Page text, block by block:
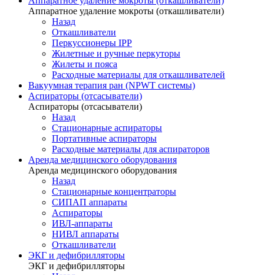
Аппаратное удаление мокроты (откашливатели)
Назад
Откашливатели
Перкуссионеры IPP
Жилетные и ручные перкуторы
Жилеты и пояса
Расходные материалы для откашливателей
Вакуумная терапия ран (NPWT системы)
Аспираторы (отсасыватели)
Аспираторы (отсасыватели)
Назад
Стационарные аспираторы
Портативные аспираторы
Расходные материалы для аспираторов
Аренда медицинского оборудования
Аренда медицинского оборудования
Назад
Стационарные концентраторы
СИПАП аппараты
Аспираторы
ИВЛ-аппараты
НИВЛ аппараты
Откашливатели
ЭКГ и дефибрилляторы
ЭКГ и дефибрилляторы